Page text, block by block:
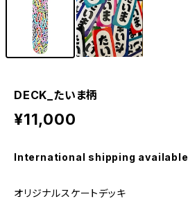
DECK_たいま柄
¥11,000
International shipping available
オリジナルスケートデッキ